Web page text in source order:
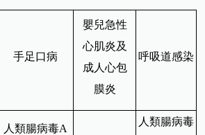
手足口病
嬰兒急性
心肌炎及
成人心包
膜炎
呼吸道感染
人類腸病毒A
人類腸病毒